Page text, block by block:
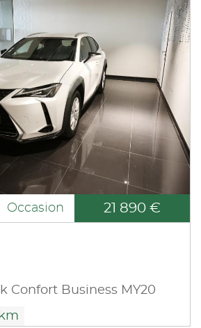
Occasion 21 890 €
Confort Business MY20